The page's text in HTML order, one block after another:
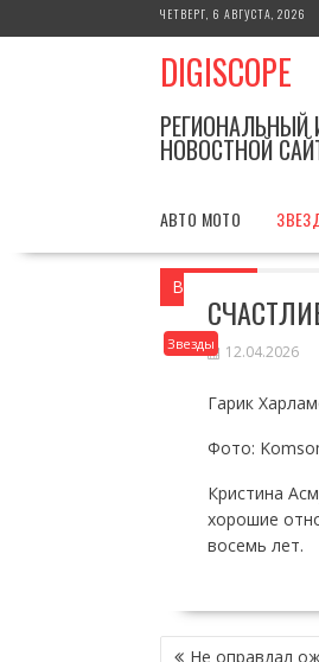
к
ЧЕТВЕРГ, 6 АВГУСТА, 2026
DIGISCOPE
НОВОСТНОЙ
АВТО МОТО
Вы здесь
Звезды 12.04.2026
Гарик
Фото:
Кристина
хорошие
восемь лет.
НАВИГАЦИЯ
Не оправдал